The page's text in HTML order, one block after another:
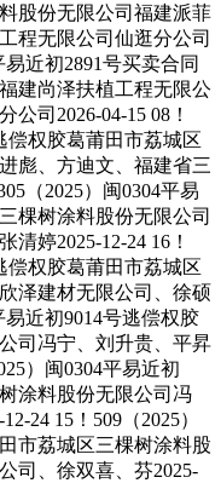
股份无限公司福建派菲
程无限公司仙逛分公司
易近初2891号买卖合同
建尚泽扶植工程无限公
司2026-04-15 08！
偿权胶葛莆田市荔城区
彪、方迪文、福建省三
（2025）闽0304平易
棵树涂料股份无限公司
婷2025-12-24 16！
偿权胶葛莆田市荔城区
泽建材无限公司、徐硕
易近初9014号逃偿权胶
司冯宁、刘升贵、平昇
）闽0304平易近初
涂料股份无限公司冯
24 15！509（2025）
市荔城区三棵树涂料股
司、徐双喜、芬2025-